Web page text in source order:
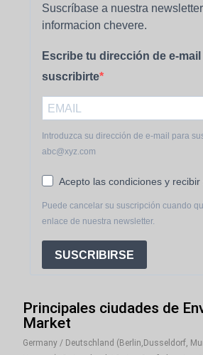
Suscríbase a nuestra
informacion chevere.
Escribe tu dirección de e-
suscribirte
Introduzca su dirección de e-mail para
abc@xyz.com
Acepto las condiciones y recibir
Puede cancelar su suscripción cuando
enlace de nuestra newsletter.
SUSCRIBIRSE
Principales ciudades de
Market
Germany / Deutschland (Berlin,Dusseldorf,